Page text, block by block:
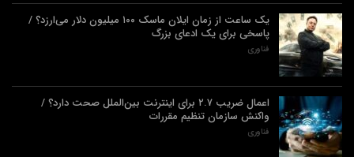
یک ساعت از زمان ایلان ماسک ۱۰۰ میلیون دلار می‌ارزد؟ /
پاسخی برای یک ادعای بزرگ
فناوری
اعمال ضریب ۲.۷ برای اینترنت بین‌الملل صحت دارد؟ /
واکنش سازمان تنظیم مقررات
فناوری